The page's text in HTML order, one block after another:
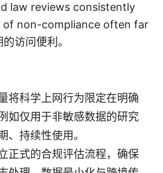
law reviews consistently
non-compliance often far
访问便利。
将科学上网行为限定在明确
如仅用于非敏感数据的研究
、持续性使用。
正式的合规评估流程，确保